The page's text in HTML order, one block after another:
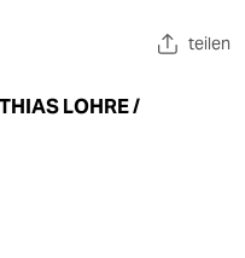
teilen
LOHRE /